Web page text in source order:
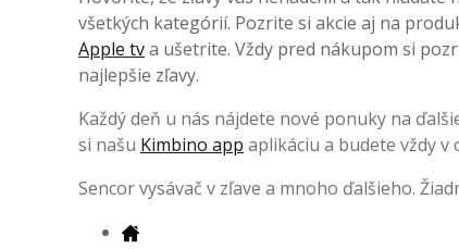
všetkých kategórií. Pozrite si akcie aj na
Apple tva ušetrite. Vždy pred nákupom si
najlepšie zľavy.
Každý deň u nás nájdete nové ponuky na
si našu Kimbino app aplikáciu a budete vždy v
Sencor vysávač v zľave a mnoho ďalšieho.